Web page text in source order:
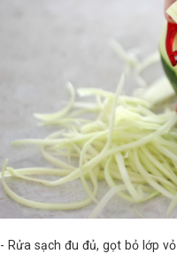
- Rửa sạch đu đủ, gọt bỏ lớp